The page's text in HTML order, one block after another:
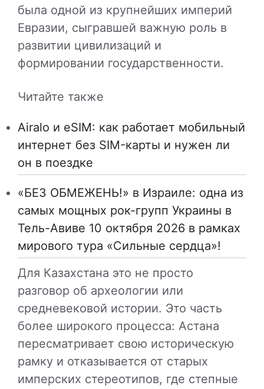
была одной из крупнейших империй
Евразии, сыгравшей важную роль в
развитии цивилизаций и
формировании государственности.
Читайте также
Airalo и eSIM: как работает мобильный
интернет без SIM-карты и нужен ли
он в поездке
«БЕЗ ОБМЕЖЕНЬ!» в Израиле: одна из
самых мощных рок-групп Украины в
Тель-Авиве 10 октября 2026 в рамках
мирового тура «Сильные сердца»!
Для Казахстана это не просто
разговор об археологии или
средневековой истории. Это часть
более широкого процесса: Астана
пересматривает свою историческую
рамку и отказывается от старых
имперских стереотипов, где степные